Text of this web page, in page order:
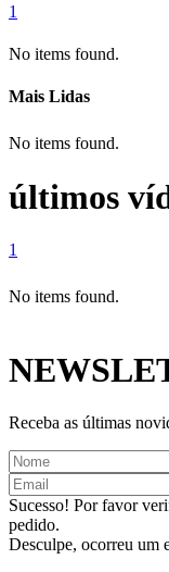
1
No items found.
Mais Lidas
No items found.
últimos
1
No items found.
Receba as últimas
Sucesso! Por favor
pedido.
Desculpe, ocorreu um